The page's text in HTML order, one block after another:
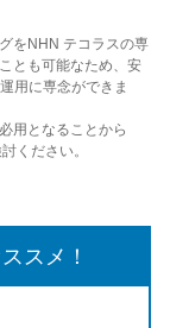
をNHN テコラスの専
とも可能なため、安
用に専念ができま
用となることから
ください。
スメ！